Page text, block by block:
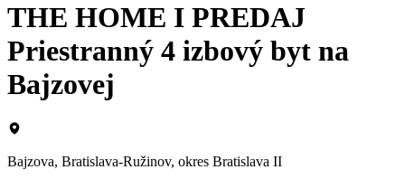
THE HOME I PREDAJ
Priestranný 4 izbový byt na
Bajzovej
Bajzova, Bratislava-Ružinov, okres Bratislava II